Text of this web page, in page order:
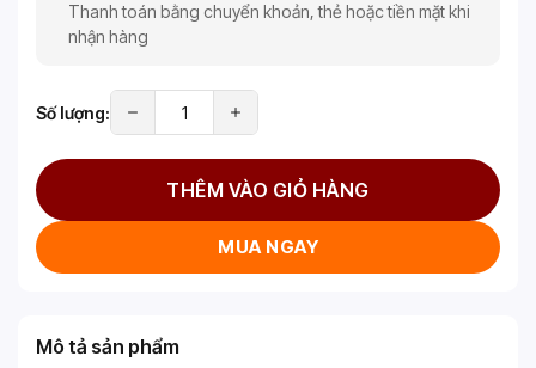
Thanh toán bằng chuyển khoản, thẻ hoặc tiền mặt khi
nhận hàng
Số lượng:
THÊM VÀO GIỎ HÀNG
MUA NGAY
Mô tả sản phẩm